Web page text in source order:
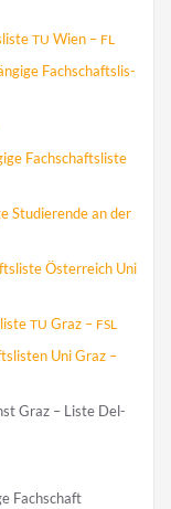
TU Wien – FL
Fach­schafts­lis­
Fach­schafts­lis­te
Stu­die­ren­de an der
Öster­reich Uni
TU Graz – FSL
Uni Graz –
Graz – Lis­te Del­
Fachschaft